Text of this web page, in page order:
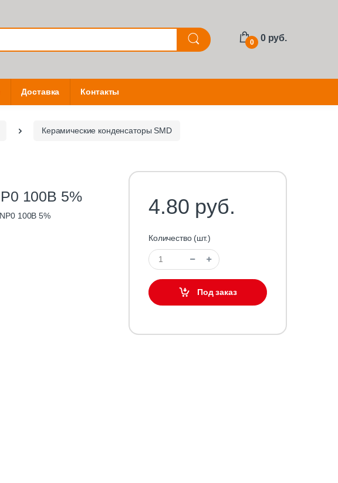
0 0 руб.
Доставка Контакты
Керамические конденсаторы SMD
100В 5%
100В 5%
4.80 руб.
Количество (шт.)
Под заказ